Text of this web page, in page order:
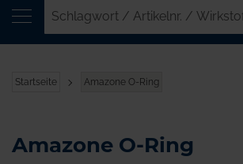
Startseite Amazone O-Ring
Amazone O-Ring